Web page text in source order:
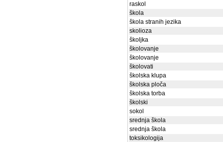
raskol
škola
škola stranih jezika
skolioza
školjka
školovanje
školovanje
školovati
školska klupa
školska ploča
školska torba
školski
sokol
srednja škola
srednja škola
toksikologija